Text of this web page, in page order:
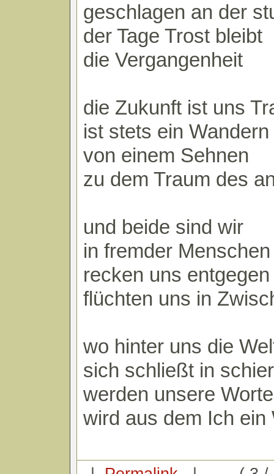
geschlagen an der
der Tage Trost bleibt
die Vergangenheit
die Zukunft ist uns
ist stets ein Wandern
von einem Sehnen
zu dem Traum des
und beide sind wir
in fremder
recken uns
flüchten uns in
wo hinter uns die
sich schließt in
werden unsere
wird aus dem Ich ein